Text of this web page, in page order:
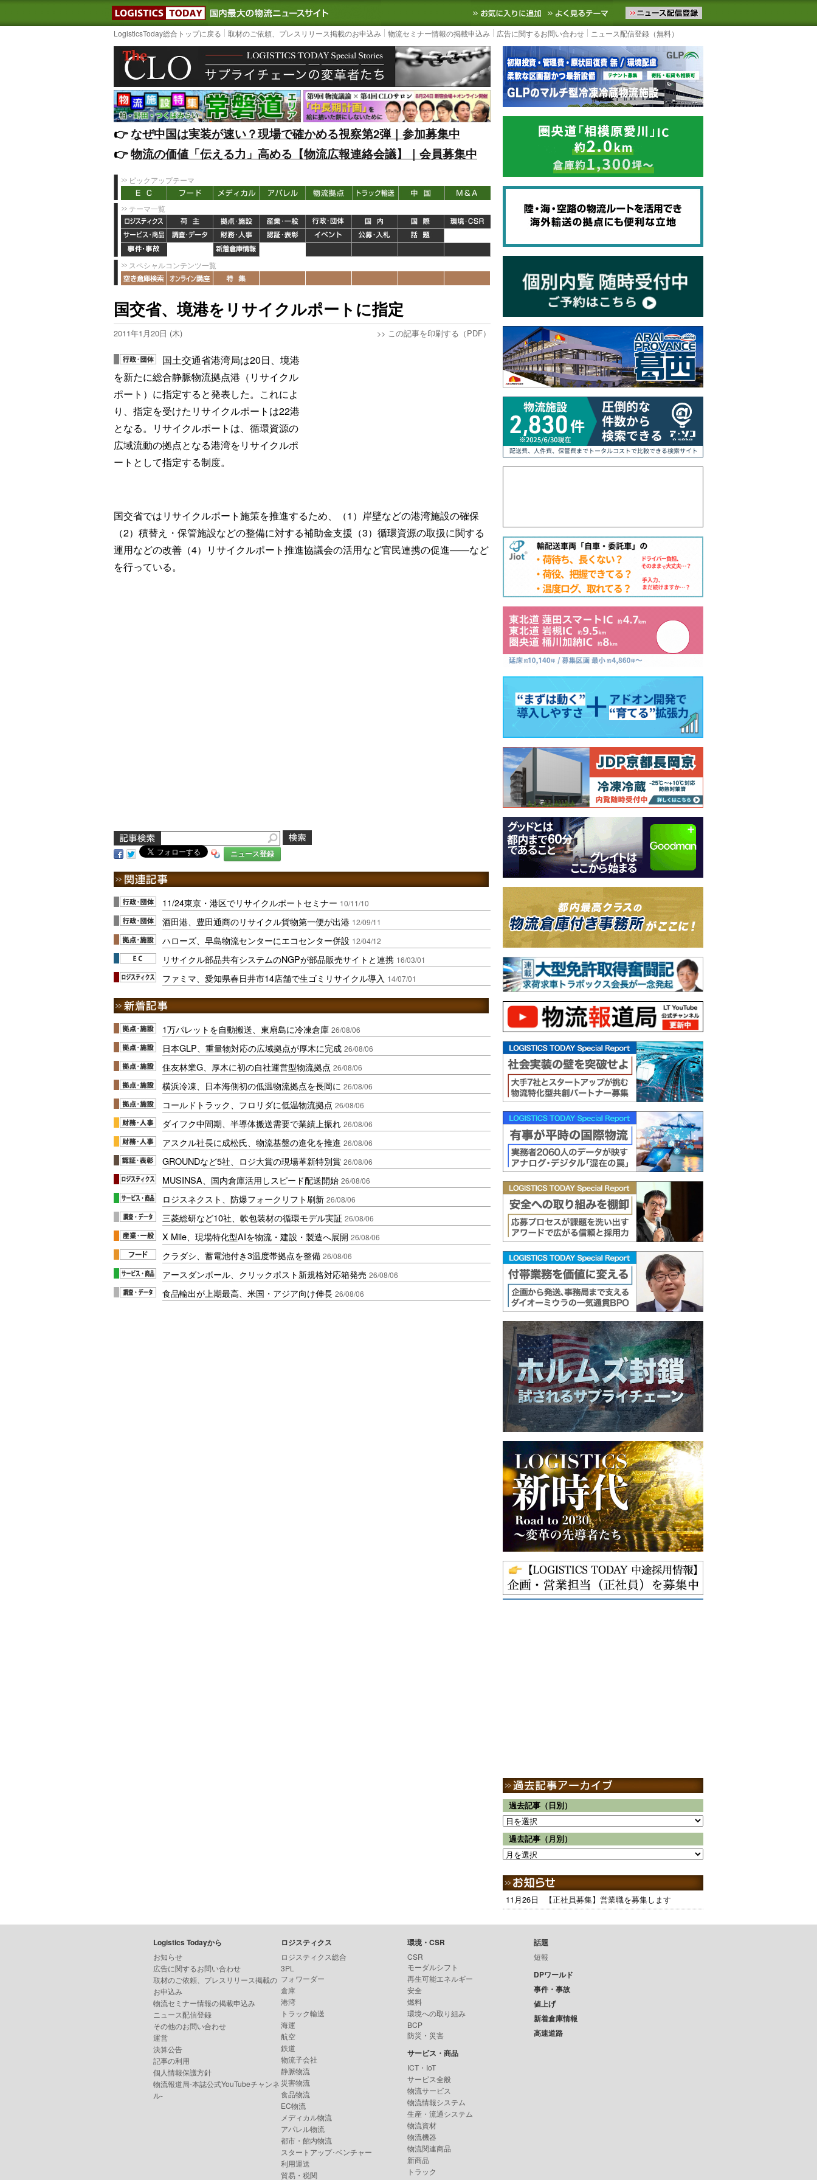
LOGISTICS TODAY｜国内最大の物流ニュースサイト3PL, SCMなど国内外の最新の物流ニュースをお届けします。物流ニュースメール配信を登録す
お気に入りに追加 よく見るテーマ
LogisticsToday総合トップに戻る 取材のご依頼、プレスリリース掲載のお申込み 物流セミナー情報の掲載申込み 広告に関するお問い合わせ ニュース配信登録（無料）
👉️なぜ中国は実装が速い？現場で確かめる視察第2弾｜参加募集中
👉️物流の価値「伝える力」高める【物流広報連絡会議】｜会員募集中
ピックアップテーマ
テーマ一覧
スペシャルコンテンツ一覧
国交省、境港をリサイクルポートに指定
2011年1月20日 (木) >> この記事を印刷する（PDF）
国土交通省港湾局は20日、境港
を新たに総合静脈物流拠点港（リサイクル
ポート）に指定すると発表した。これによ
り、指定を受けたリサイクルポートは22港
となる。リサイクルポートは、循環資源の
広域流動の拠点となる港湾をリサイクルポ
ートとして指定する制度。
国交省ではリサイクルポート施策を推進するため、（1）岸壁などの港湾施設の確保
（2）積替え・保管施設などの整備に対する補助金支援（3）循環資源の取扱に関する
運用などの改善（4）リサイクルポート推進協議会の活用など官民連携の促進――など
を行っている。
ニュース登録
11/24東京・港区でリサイクルポートセミナー 10/11/10
酒田港、豊田通商のリサイクル貨物第一便が出港 12/09/11
ハローズ、早島物流センターにエコセンター併設 12/04/12
リサイクル部品共有システムのNGPが部品販売サイトと連携 16/03/01
ファミマ、愛知県春日井市14店舗で生ゴミリサイクル導入 14/07/01
1万パレットを自動搬送、東扇島に冷凍倉庫 26/08/06
日本GLP、重量物対応の広域拠点が厚木に完成 26/08/06
住友林業G、厚木に初の自社運営型物流拠点 26/08/06
横浜冷凍、日本海側初の低温物流拠点を長岡に 26/08/06
コールドトラック、フロリダに低温物流拠点 26/08/06
ダイフク中間期、半導体搬送需要で業績上振れ 26/08/06
アスクル社長に成松氏、物流基盤の進化を推進 26/08/06
GROUNDなど5社、ロジ大賞の現場革新特別賞 26/08/06
MUSINSA、国内倉庫活用しスピード配送開始 26/08/06
ロジスネクスト、防爆フォークリフト刷新 26/08/06
三菱総研など10社、軟包装材の循環モデル実証 26/08/06
X Mile、現場特化型AIを物流・建設・製造へ展開 26/08/06
クラダシ、蓄電池付き3温度帯拠点を整備 26/08/06
アースダンボール、クリックポスト新規格対応箱発売 26/08/06
食品輸出が上期最高、米国・アジア向け伸長 26/08/06
過去記事（日別）
過去記事（月別）
11月26日 【正社員募集】営業職を募集します
Logistics Todayから
お知らせ
広告に関するお問い合わせ
取材のご依頼、プレスリリース掲載の
お申込み
物流セミナー情報の掲載申込み
ニュース配信登録
その他のお問い合わせ
運営
決算公告
記事の利用
個人情報保護方針
物流報道局-本誌公式YouTubeチャンネ
ル-
ロジスティクス
ロジスティクス総合
3PL
フォワーダー
倉庫
港湾
トラック輸送
海運
航空
鉄道
物流子会社
静脈物流
災害物流
食品物流
EC物流
メディカル物流
アパレル物流
都市・館内物流
スタートアップ･ベンチャー
利用運送
貿易・税関
環境・CSR
CSR
モーダルシフト
再生可能エネルギー
安全
燃料
環境への取り組み
BCP
防災・災害
サービス・商品
ICT・IoT
サービス全般
物流サービス
物流情報システム
生産・流通システム
物流資材
物流機器
物流関連商品
新商品
トラック
話題
短報
DPワールド
事件・事故
値上げ
新着倉庫情報
高速道路